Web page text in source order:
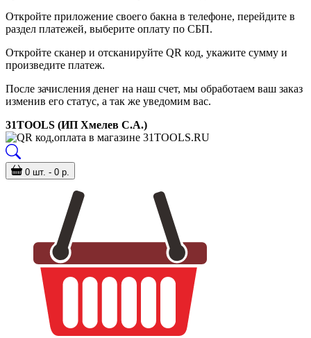
Откройте приложение своего бакна в телефоне, перейдите в
раздел платежей, выберите оплату по СБП.
Откройте сканер и отсканируйте QR код, укажите сумму и
произведите платеж.
После зачисления денег на наш счет, мы обработаем ваш заказ
изменив его статус, а так же уведомим вас.
31TOOLS (ИП Хмелев С.А.)
0 шт. - 0 р.